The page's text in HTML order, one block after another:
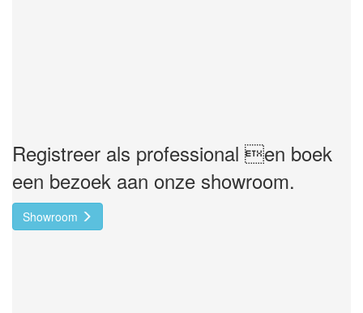
Registreer als professional en boek
een bezoek aan onze showroom.
Showroom